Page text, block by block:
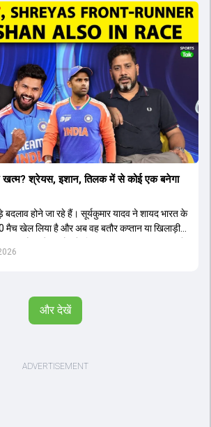
खत्म? श्रेयस, इशान, तिलक में से कोई एक बनेगा
बदलाव होने जा रहे हैं। सूर्यकुमार यादव ने शायद भारत के
मैच खेल लिया है और अब वह बतौर कप्तान या खिलाड़ी
आयरलैंड और इंग्लैंड के खिलाफ आगामी टी20 सीरीज के
जारी है। इस रेस में श्रेयस अय्यर सबसे आगे चल रहे
सीरीज के लिए वैभव सूर्यवंशी को तीसरे ओपनर के तौर पर
जबकि अभिषेक शर्मा और संजू सैमसन पहली पसंद
और देखें